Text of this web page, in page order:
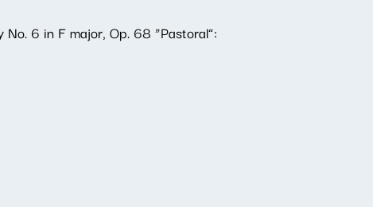
6 in F major, Op. 68 “Pastoral”: